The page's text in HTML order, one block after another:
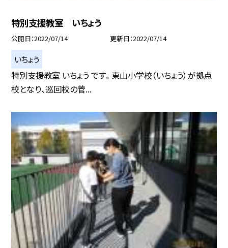
特別支援教室 いちょう
公開日 2022/07/14 更新日 2022/07/14
いちょう
特別支援教室 いちょう です。 東山小学校（いちょう）が拠点
校となり、巡回校の菅...